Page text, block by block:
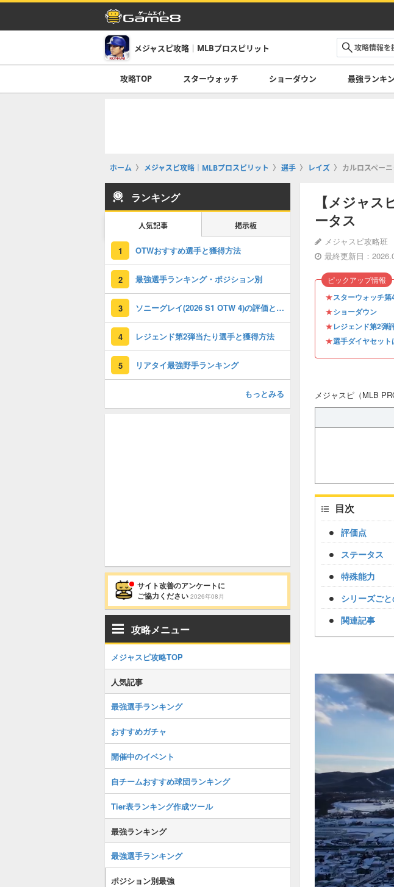
メジャスピ攻略｜MLBプロスピリット
攻略TOP スターウォッチ ショーダウン 最強ランキ
ホーム メジャスピ攻略｜MLBプロスピリット 選手 レイズ カルロスペー
【メジャ
ータス
メジャスピ攻略班
最終更新日：
★スターウォッチ
★ショーダウン
★レジェンド第2弾
★選手ダイヤセット
ピックアップ情報
メジャスピ（MLB
目次
評価点
ステータス
特殊能力
シリーズご
関連記事
ランキング
人気記事 掲示板
1 OTWおすすめ選手と獲得方法
2 最強選手ランキング・ポジション別
3 ソニーグレイ(2026 S1 OTW 4)の評価とステータス
4 レジェンド第2弾当たり選手と獲得方法
5 リアタイ最強野手ランキング
もっとみる
サイト改善のアンケートに
ご協力ください 2026年08月
攻略メニュー
メジャスピ攻略TOP
人気記事
最強選手ランキング
おすすめガチャ
開催中のイベント
自チームおすすめ球団ランキング
Tier表ランキング作成ツール
最強ランキング
最強選手ランキング
ポジション別最強